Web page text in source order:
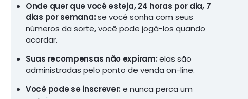
Onde quer que você esteja, 24 horas por dia, 7
dias por semana:se você sonha com seus
números da sorte, você pode jogá-los quando
acordar.
Suas recompensas não expiram:elas são
administradas pelo ponto de venda on-line.
Você pode se inscrever: e nunca perca um